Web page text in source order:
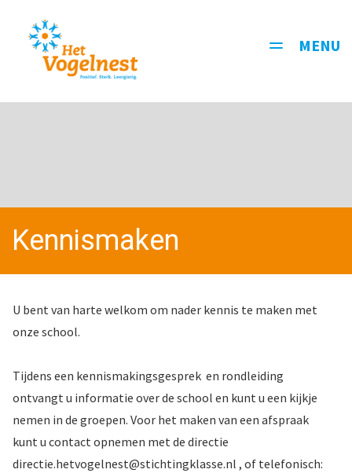
Toggle
MENU
Kennismaken
U bent van harte welkom om nader kennis te maken met
onze school.
Tijdens een kennismakingsgesprek en rondleiding
ontvangt u informatie over de school en kunt u een kijkje
nemen in de groepen. Voor het maken van een afspraak
kunt u contact opnemen met de directie
directie.hetvogelnest@stichtingklasse.nl , of telefonisch: